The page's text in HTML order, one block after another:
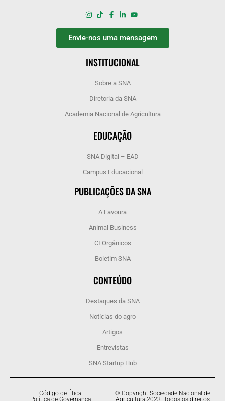
Envie-nos uma mensagem
INSTITUCIONAL
Sobre a SNA
Diretoria da SNA
Academia Nacional de Agricultura
EDUCAÇÃO
SNA Digital – EAD
Campus Educacional
PUBLICAÇÕES DA SNA
A Lavoura
Animal Business
CI Orgânicos
Boletim SNA
CONTEÚDO
Destaques da SNA
Notícias do agro
Artigos
Entrevistas
SNA Startup Hub
© Copyright Sociedade Nacional de
Agricultura 2023. Todos os direitos
Código de Ética
Política de Governança